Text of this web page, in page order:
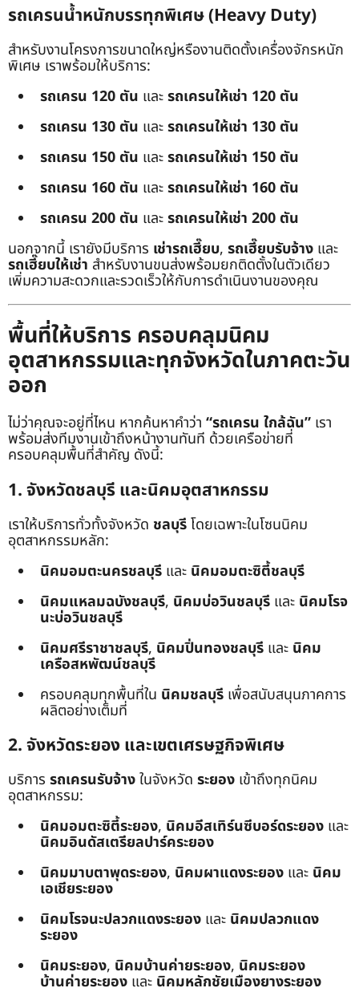
รถเครนน้ำหนักบรรทุกพิเศษ (Heavy Duty)
สำหรับงานโครงการขนาดใหญ่หรืองานติดตั้งเครื่องจักรหนัก
พิเศษ เราพร้อมให้บริการ:
รถเครน 120 ตัน และรถเครนให้เช่า 120 ตัน
รถเครน 130 ตัน และรถเครนให้เช่า 130 ตัน
รถเครน 150 ตัน และรถเครนให้เช่า 150 ตัน
รถเครน 160 ตัน และรถเครนให้เช่า 160 ตัน
รถเครน 200 ตัน และรถเครนให้เช่า 200 ตัน
นอกจากนี้ เรายังมีบริการ เช่ารถเฮี๊ยบ, รถเฮี๊ยบรับจ้าง และ
รถเฮี๊ยบให้เช่า สำหรับงานขนส่งพร้อมยกติดตั้งในตัวเดียว
เพิ่มความสะดวกและรวดเร็วให้กับการดำเนินงานของคุณ
พื้นที่ให้บริการ ครอบคลุมนิคม
อุตสาหกรรมและทุกจังหวัดในภาคตะวัน
ออก
ไม่ว่าคุณจะอยู่ที่ไหน หากค้นหาคำว่า “รถเครน ใกล้ฉัน” เรา
พร้อมส่งทีมงานเข้าถึงหน้างานทันที ด้วยเครือข่ายที่
ครอบคลุมพื้นที่สำคัญ ดังนี้:
1. จังหวัดชลบุรี และนิคมอุตสาหกรรม
เราให้บริการทั่วทั้งจังหวัด ชลบุรีโดยเฉพาะในโซนนิคม
อุตสาหกรรมหลัก:
นิคมอมตะนครชลบุรี และ นิคมอมตะซิตี้ชลบุรี
นิคมแหลมฉบังชลบุรี, นิคมบ่อวินชลบุรี และ นิคมโรจ
นะบ่อวินชลบุรี
นิคมศรีราชาชลบุรี, นิคมปิ่นทองชลบุรี และ นิคม
เครือสหพัฒน์ชลบุรี
ครอบคลุมทุกพื้นที่ใน นิคมชลบุรี เพื่อสนับสนุนภาคการ
ผลิตอย่างเต็มที่
2. จังหวัดระยอง และเขตเศรษฐกิจพิเศษ
บริการ รถเครนรับจ้างในจังหวัด ระยอง เข้าถึงทุกนิคม
อุตสาหกรรม:
นิคมอมตะซิตี้ระยอง, นิคมอีสเทิร์นซีบอร์ดระยอง และ
นิคมอินดัสเตรียลปาร์คระยอง
นิคมมาบตาพุดระยอง, นิคมผาแดงระยอง และ นิคม
เอเชียระยอง
นิคมโรจนะปลวกแดงระยอง และ นิคมปลวกแดง
ระยอง
นิคมระยอง, นิคมบ้านค่ายระยอง, นิคมระยอง
บ้านค่ายระยอง และ นิคมหลักชัยเมืองยางระยอง